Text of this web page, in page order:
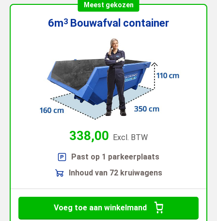
Meest gekozen
6m3 Bouwafval container
338,00 Excl. BTW
Past op 1 parkeerplaats
Inhoud van 72 kruiwagens
Voeg toe aan winkelmand